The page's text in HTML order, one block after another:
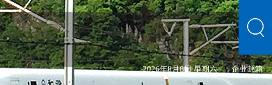
2026年8月8日 星期六 企业邮箱